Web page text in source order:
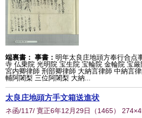
端裏書： 事書： 明年太良庄地頭方奉行合点
寺 仏乗院 光明院 宝生院 宝輪院 金輪院 宝
宮内卿律師 刑部卿律師 大納言律師 中納言
輔阿闍梨 三位阿闍梨 大納...
太良庄地頭方手文箱送進状
ネ函/117/ 寛正6年12月29日 （1465）